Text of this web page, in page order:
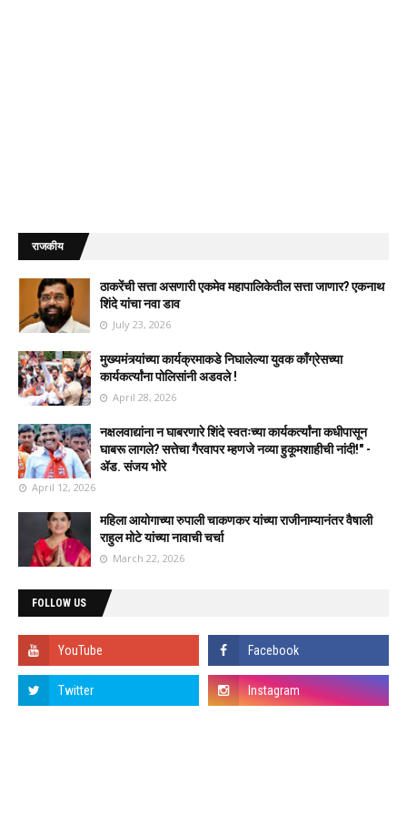
राजकीय
ठाकरेंची सत्ता असणारी एकमेव महापालिकेतील सत्ता जाणार? एकनाथ
शिंदे यांचा नवा डाव
July 23, 2026
मुख्यमंत्र्यांच्या कार्यक्रमाकडे निघालेल्या युवक काँग्रेसच्या
कार्यकर्त्यांना पोलिसांनी अडवले !
April 28, 2026
नक्षलवाद्यांना न घाबरणारे शिंदे स्वतःच्या कार्यकर्त्यांना कधीपासून
घाबरू लागले? सत्तेचा गैरवापर म्हणजे नव्या हुकूमशाहीची नांदी!" -
ॲड. संजय भोरे
April 12, 2026
महिला आयोगाच्या रुपाली चाकणकर यांच्या राजीनाम्यानंतर वैषाली
राहुल मोटे यांच्या नावाची चर्चा
March 22, 2026
FOLLOW US